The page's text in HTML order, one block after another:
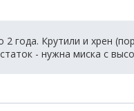
года. Крутили и хрен
- нужна миска с